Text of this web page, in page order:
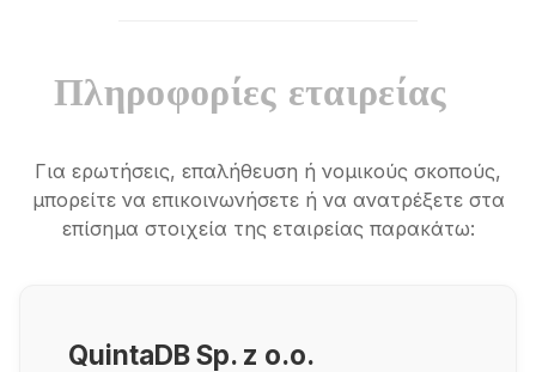
Πληροφορίες εταιρείας
Για ερωτήσεις, επαλήθευση ή νομικούς σκοπούς,
μπορείτε να επικοινωνήσετε ή να ανατρέξετε στα
επίσημα στοιχεία της εταιρείας παρακάτω:
QuintaDB Sp. z o.o.